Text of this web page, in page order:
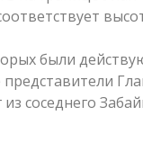
были
соседнего